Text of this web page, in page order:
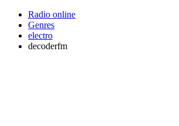
Radio online
Genres
electro
decoderfm